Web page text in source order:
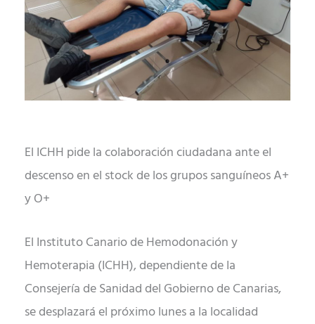
El ICHH pide la colaboración ciudadana ante el
descenso en el stock de los grupos sanguíneos A+
y O+
El Instituto Canario de Hemodonación y
Hemoterapia (ICHH), dependiente de la
Consejería de Sanidad del Gobierno de Canarias,
se desplazará el próximo lunes a la localidad